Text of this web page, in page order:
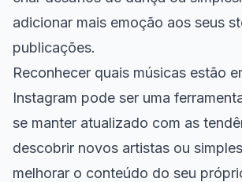
adicionar mais emoção aos seus
publicações.
Reconhecer quais músicas estão
Instagram pode ser uma
se manter atualizado com as
descobrir novos artistas ou
melhorar o conteúdo do seu